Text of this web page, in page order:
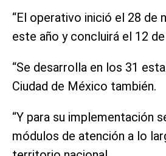
“El operativo inició el 28 de
este año y concluirá el 12
“Se desarrolla en los 31
Ciudad de México también.
“Y para su implementación
módulos de atención a lo